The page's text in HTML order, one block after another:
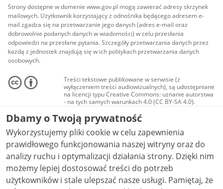
Strony dostępne w domenie www.gov.pl mogą zawierać adresy skrzynek
mailowych. Użytkownik korzystający z odnośnika będącego adresem e-
mail zgadza się na przetwarzanie jego danych (adres e-mail oraz
dobrowolnie podanych danych w wiadomości) w celu przesłania
odpowiedzi na przesłane pytania. Szczegóły przetwarzania danych przez
każdą z jednostek znajdują się w ich politykach przetwarzania danych
osobowych.
Treści tekstowe publikowane w serwisie (z
wyłączeniem treści audiowizualnych), są udostępniane
na licencji typu Creative Commons: uznanie autorstwa
- na tych samych warunkach 4.0 (CC BY-SA 4.0).
Materiały audiowizualne, w tym zdjęcia, materiały
audio i wideo, są udostępniane na licencji typu
Creative Commons: uznanie autorstwa użycie
niekomercyjne - bez utworów zależnych 4.0 (CC BY-
NC-ND 4.0), o ile nie jest to stwierdzone inaczej.
Dbamy o Twoją prywatność
Wykorzystujemy pliki cookie w celu zapewnienia
prawidłowego funkcjonowania naszej witryny oraz do
analizy ruchu i optymalizacji działania strony. Dzięki nim
możemy lepiej dostosować treści do potrzeb
użytkowników i stale ulepszać nasze usługi. Pamiętaj, że